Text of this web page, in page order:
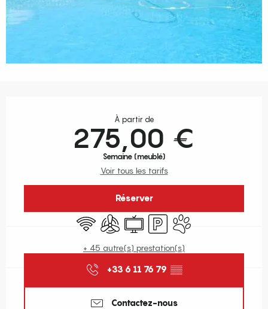
À partir de
275,00 €
Semaine (meublé)
Voir tous les tarifs
Réserver
WiFi Air conditionné
Télévision
ParkingAnimaux acceptés
+ 45 autre(s) prestation(s)
+33 6 11 76 79 ▒▒
Contactez-nous